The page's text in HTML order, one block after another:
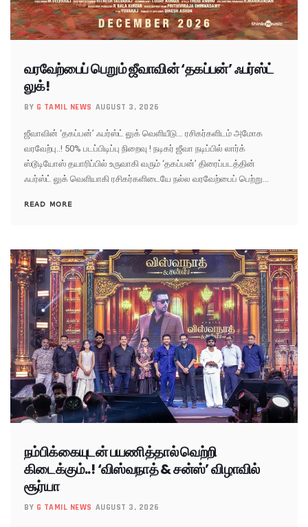
வரவேற்பைப் பெறும் ஜீவாவின் ‘தகப்பன்’ ஃபர்ஸ்ட்
லுக்!
BY G TAMIL NEWS AUGUST 3, 2026
ஜீவாவின் ‘தகப்பன்’ ஃபர்ஸ்ட் லுக் வெளியீடு… ரசிகர்களிடம் அமோக
வரவேற்பு..! 50% படப்பிடிப்பு நிறைவு ! நடிகர் ஜீவா நடிப்பில் லார்க்
ஸ்டூடியோஸ் தயாரிப்பில் உருவாகி வரும் ‘தகப்பன்’ திரைப்படத்தின்
ஃபர்ஸ்ட் லுக் வெளியாகி ரசிகர்களிடையே நல்ல வரவேற்பைப் பெற்று...
READ MORE
நம்பிக்கையுடன் பயணித்தால் வெற்றி
கிடைக்கும்..! ‘விஸ்வநாத் & சன்ஸ்’ விழாவில்
சூர்யா
BY G TAMIL NEWS AUGUST 3, 2026